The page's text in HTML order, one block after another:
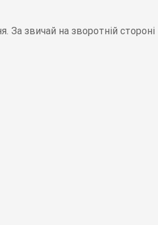
За звичай на зворотній стороні